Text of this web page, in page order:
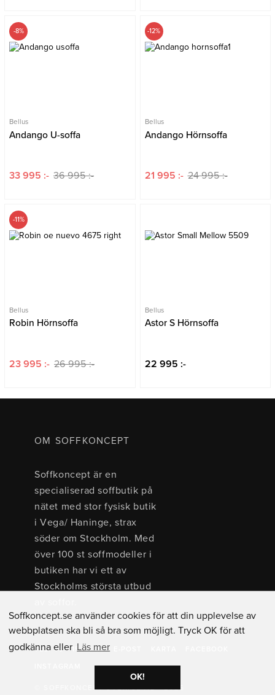
-8%
Bellus
Andango U-soffa
33 995 :- 36 995 :-
-12%
Bellus
Andango Hörnsoffa
21 995 :- 24 995 :-
-11%
Bellus
Robin Hörnsoffa
23 995 :- 26 995 :-
Bellus
Astor S Hörnsoffa
22 995 :-
OM SOFFKONCEPT
Soffkoncept är en
specialiserad soffbutik på
nätet med stor fysisk butik
i Vega/ Haninge, strax
söder om Stockholm. Med
över 100 st soffmodeller i
butiken har vi ett av
Stockholms största utbud
TEL: 08 - 15 40 00
© SOFFKONCEPT SVERIGE AB - 2026
Soffkoncept.se använder cookies för att din upplevelse av
webbplatsen ska bli så bra som möjligt. Tryck OK för att
godkänna eller Läs mer
OK!